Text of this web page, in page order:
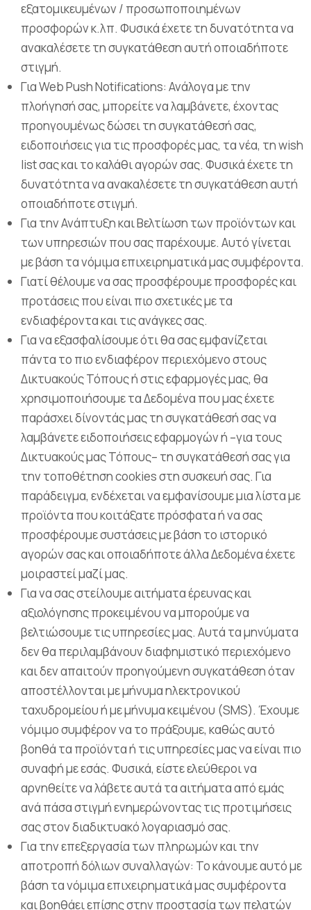
εξατομικευμένων / προσωποποιημένων
προσφορών κ.λπ. Φυσικά έχετε τη δυνατότητα να
ανακαλέσετε τη συγκατάθεση αυτή οποιαδήποτε
στιγμή.
Για Web Push Notifications: Ανάλογα με την
πλοήγησή σας, μπορείτε να λαμβάνετε, έχοντας
πρoηγουμένως δώσει τη συγκατάθεσή σας,
ειδοποιήσεις για τις προσφορές μας, τα νέα, τη wish
list σας και το καλάθι αγορών σας. Φυσικά έχετε τη
δυνατότητα να ανακαλέσετε τη συγκατάθεση αυτή
οποιαδήποτε στιγμή.
Για την Ανάπτυξη και Βελτίωση των προϊόντων και
των υπηρεσιών που σας παρέχουμε. Αυτό γίνεται
με βάση τα νόμιμα επιχειρηματικά μας συμφέροντα.
Γιατί θέλουμε να σας προσφέρουμε προσφορές και
προτάσεις που είναι πιο σχετικές με τα
ενδιαφέροντα και τις ανάγκες σας.
Για να εξασφαλίσουμε ότι θα σας εμφανίζεται
πάντα το πιο ενδιαφέρον περιεχόμενο στους
Δικτυακούς Τόπους ή στις εφαρμογές μας, θα
χρησιμοποιήσουμε τα Δεδομένα που μας έχετε
παράσχει δίνοντάς μας τη συγκατάθεσή σας να
λαμβάνετε ειδοποιήσεις εφαρμογών ή –για τους
Δικτυακούς μας Τόπους– τη συγκατάθεσή σας για
την τοποθέτηση cookies στη συσκευή σας. Για
παράδειγμα, ενδέχεται να εμφανίσουμε μια λίστα με
προϊόντα που κοιτάξατε πρόσφατα ή να σας
προσφέρουμε συστάσεις με βάση το ιστορικό
αγορών σας και οποιαδήποτε άλλα Δεδομένα έχετε
μοιραστεί μαζί μας.
Για να σας στείλουμε αιτήματα έρευνας και
αξιολόγησης προκειμένου να μπορούμε να
βελτιώσουμε τις υπηρεσίες μας. Αυτά τα μηνύματα
δεν θα περιλαμβάνουν διαφημιστικό περιεχόμενο
και δεν απαιτούν προηγούμενη συγκατάθεση όταν
αποστέλλονται με μήνυμα ηλεκτρονικού
ταχυδρομείου ή με μήνυμα κειμένου (SMS). Έχουμε
νόμιμο συμφέρον να το πράξουμε, καθώς αυτό
βοηθά τα προϊόντα ή τις υπηρεσίες μας να είναι πιο
συναφή με εσάς. Φυσικά, είστε ελεύθεροι να
αρνηθείτε να λάβετε αυτά τα αιτήματα από εμάς
ανά πάσα στιγμή ενημερώνοντας τις προτιμήσεις
σας στον διαδικτυακό λογαριασμό σας.
Για την επεξεργασία των πληρωμών και την
αποτροπή δόλιων συναλλαγών: Το κάνουμε αυτό με
βάση τα νόμιμα επιχειρηματικά μας συμφέροντα
και βοηθάει επίσης στην προστασία των πελατών